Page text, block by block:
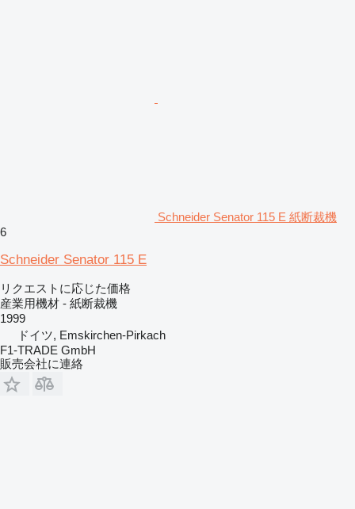
Schneider Senator 115 E 紙断裁機
6
Schneider Senator 115 E
リクエストに応じた価格
産業用機材 - 紙断裁機
1999
ドイツ, Emskirchen-Pirkach
F1-TRADE GmbH
販売会社に連絡